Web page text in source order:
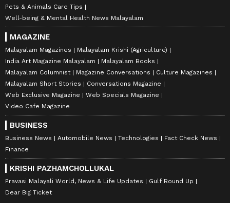
Pets & Animals Care Tips
Well-being & Mental Health News Malayalam
MAGAZINE
Malayalam Magazines
Malayalam Krishi (Agriculture)
India Art Magazine Malayalam
Malayalam Books
Malayalam Columnist
Magazine Conversations
Culture Magazines
Malayalam Short Stories
Conversations Magazine
Web Exclusive Magazine
Web Specials Magazine
Video Cafe Magazine
BUSINESS
Business News Automobile News Technologies
Fact Check News
Finance
KRISHI PAZHAMCHOLLUKAL
Pravasi Malayali World, News & Life Updates
Gulf Round Up
Dear Big Ticket